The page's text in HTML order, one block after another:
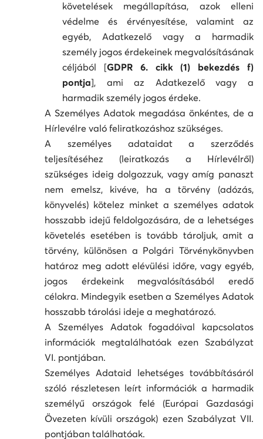
követelések megállapítása, azok elleni
védelme és érvényesítése, valamint az
egyéb, Adatkezelő vagy a harmadik
személy jogos érdekeinek megvalósításának
céljából [GDPR 6. cikk (1) bekezdés f)
pontja], ami az Adatkezelő vagy a
harmadik személy jogos érdeke.
A Személyes Adatok megadása önkéntes, de a
Hírlevélre való feliratkozáshoz szükséges.
A személyes adataidat a szerződés
teljesítéséhez (leiratkozás a Hírlevélről)
szükséges ideig dolgozzuk, vagy amíg panaszt
nem emelsz, kivéve, ha a törvény (adózás,
könyvelés) kötelez minket a személyes adatok
hosszabb idejű feldolgozására, de a lehetséges
követelés esetében is tovább tároljuk, amit a
törvény, különösen a Polgári Törvénykönyvben
határoz meg adott elévülési időre, vagy egyéb,
jogos érdekeink megvalósításából eredő
célokra. Mindegyik esetben a Személyes Adatok
hosszabb tárolási ideje a meghatározó.
A Személyes Adatok fogadóival kapcsolatos
információk megtalálhatóak ezen Szabályzat
VI. pontjában.
Személyes Adataid lehetséges továbbításáról
szóló részletesen leírt információk a harmadik
személyű országok felé (Európai Gazdasági
Övezeten kívüli országok) ezen Szabályzat VII.
pontjában találhatóak.